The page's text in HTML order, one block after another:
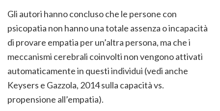
Gli autori hanno concluso che le persone con
psicopatia non hanno una totale assenza o incapacità
di provare empatia per un’altra persona, ma che i
meccanismi cerebrali coinvolti non vengono attivati
automaticamente in questi individui (vedi anche
Keysers e Gazzola, 2014 sulla capacità vs.
propensione all’empatia).